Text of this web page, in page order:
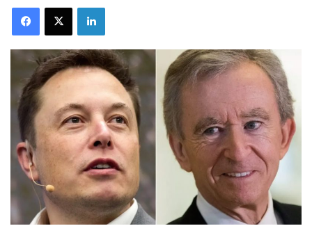
FacebookX Linkedin